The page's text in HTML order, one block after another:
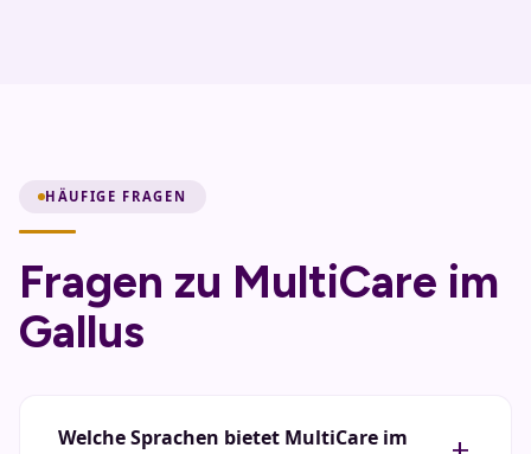
HÄUFIGE FRAGEN
Fragen zu MultiCare im
Gallus
Welche Sprachen bietet MultiCare im